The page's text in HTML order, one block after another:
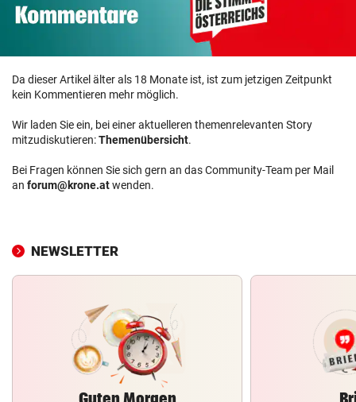
Da dieser Artikel älter als 18 Monate ist, ist zum jetzigen Zeitpunkt
kein Kommentieren mehr möglich.
Wir laden Sie ein, bei einer aktuelleren themenrelevanten Story
mitzudiskutieren:Themenübersicht.
Bei Fragen können Sie sich gern an das Community-Team per Mail
an forum@krone.atwenden.
NEWSLETTER
Guten Morgen